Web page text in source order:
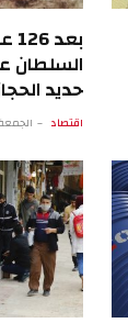
السلطان
حديد
اقتصاد الجمعة 08 مايو